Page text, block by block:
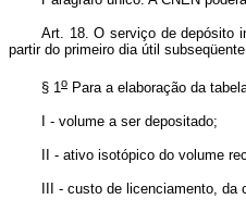
Art. 18. O serviço de depósito
partir do primeiro dia útil
§ 1o Para a elaboração da
I - volume a ser depositado;
II - ativo isotópico do volume
III - custo de licenciamento, da